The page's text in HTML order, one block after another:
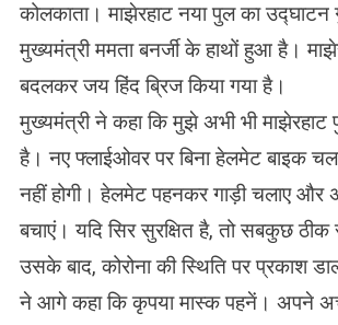
कोलकाता। माझेरहाट नया पुल का उद्घाटन
मुख्यमंत्री ममता बनर्जी के हाथों हुआ है।
बदलकर जय हिंद ब्रिज किया गया है।
मुख्यमंत्री ने कहा कि मुझे अभी भी माझेरहाट
है। नए फ्लाईओवर पर बिना हेलमेट बाइक
नहीं होगी। हेलमेट पहनकर गाड़ी चलाए और
बचाएं। यदि सिर सुरक्षित है, तो सबकुछ ठीक
उसके बाद, कोरोना की स्थिति पर प्रकाश
ने आगे कहा कि कृपया मास्क पहनें। अपने